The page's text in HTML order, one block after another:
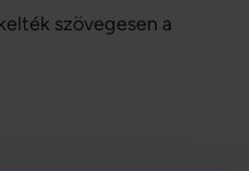
szövegesen a